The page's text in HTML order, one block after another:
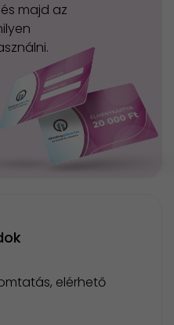
majd az
elérhető